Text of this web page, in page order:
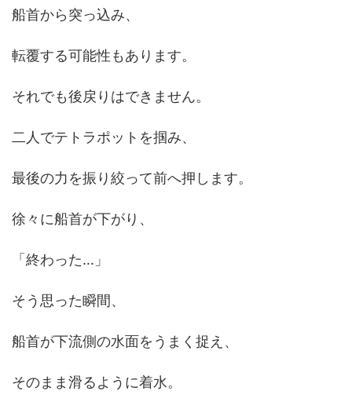
船首から突っ込み、
転覆する可能性もあります。
それでも後戻りはできません。
二人でテトラポットを掴み、
最後の力を振り絞って前へ押します。
徐々に船首が下がり、
「終わった…」
そう思った瞬間、
船首が下流側の水面をうまく捉え、
そのまま滑るように着水。